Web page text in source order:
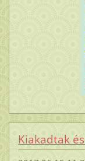
Kiakadtak